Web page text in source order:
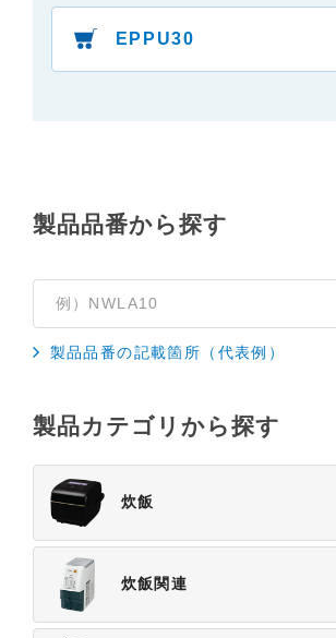
ご了承ください。
つきましては、弊社「お客様ご相談セ
（※）みまもりほっとラインサービス
弊社「 みまもりほっとライン相談窓口
４．本サービスに係わる損害の免責
っておりますが、以下の点について、
証せず、また責任を負うものではあり
かじめご了承ください。
・掲載された情報が全て正確であり、
安全であること。
・掲載された情報が常に最新のもので
EPPU30
製品品番から探す
製品品番の記載箇所（代表例）
製品カテゴリから探す
炊飯
炊飯関連